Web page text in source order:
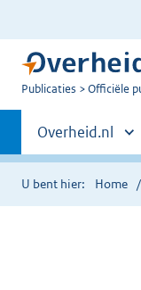
U
Publicaties Officiële
Primaire
navigatie
Andere
sites
binnen
Overheid.nl
U bent hier: Home